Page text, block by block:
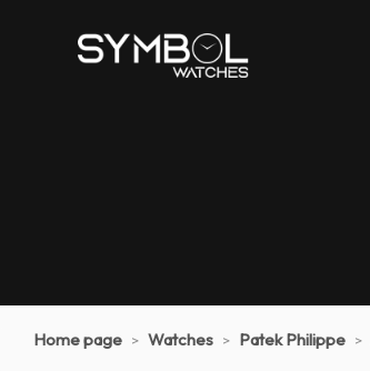
Home page Watches Patek Philippe